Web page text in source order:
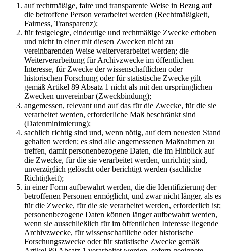
auf rechtmäßige, faire und transparente Weise in Bezug auf
die betroffene Person verarbeitet werden (Rechtmäßigkeit,
Fairness, Transparenz);
für festgelegte, eindeutige und rechtmäßige Zwecke erhoben
und nicht in einer mit diesen Zwecken nicht zu
vereinbarenden Weise weiterverarbeitet werden; die
Weiterverarbeitung für Archivzwecke im öffentlichen
Interesse, für Zwecke der wissenschaftlichen oder
historischen Forschung oder für statistische Zwecke gilt
gemäß Artikel 89 Absatz 1 nicht als mit den ursprünglichen
Zwecken unvereinbar (Zweckbindung);
angemessen, relevant und auf das für die Zwecke, für die sie
verarbeitet werden, erforderliche Maß beschränkt sind
(Datenminimierung);
sachlich richtig sind und, wenn nötig, auf dem neuesten Stand
gehalten werden; es sind alle angemessenen Maßnahmen zu
treffen, damit personenbezogene Daten, die im Hinblick auf
die Zwecke, für die sie verarbeitet werden, unrichtig sind,
unverzüglich gelöscht oder berichtigt werden (sachliche
Richtigkeit);
in einer Form aufbewahrt werden, die die Identifizierung der
betroffenen Personen ermöglicht, und zwar nicht länger, als es
für die Zwecke, für die sie verarbeitet werden, erforderlich ist;
personenbezogene Daten können länger aufbewahrt werden,
wenn sie ausschließlich für im öffentlichen Interesse liegende
Archivzwecke, für wissenschaftliche oder historische
Forschungszwecke oder für statistische Zwecke gemäß